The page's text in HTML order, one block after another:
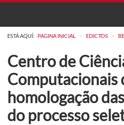
ESTÁ AQUÍ: PAGINA INICIAL > EDICTOS >
Centro de
Computacionais
homologação
do processo